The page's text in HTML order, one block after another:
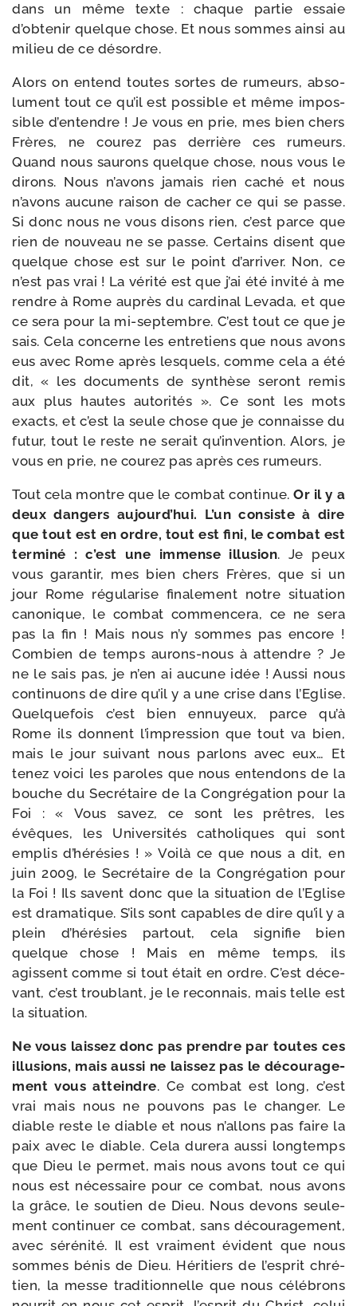
dans un même texte : chaque par­tie essaie
d’obtenir quelque chose. Et nous sommes ain­si au
milieu de ce désordre.
Alors on entend toutes sortes de rumeurs, abso­
lu­ment tout ce qu’il est pos­sible et même impos­
sible d’entendre ! Je vous en prie, mes bien chers
Frères, ne cou­rez pas der­rière ces rumeurs.
Quand nous sau­rons quelque chose, nous vous le
dirons. Nous n’avons jamais rien caché et nous
n’avons aucune rai­son de cacher ce qui se passe.
Si donc nous ne vous disons rien, c’est parce que
rien de nou­veau ne se passe. Certains disent que
quelque chose est sur le point d’arriver. Non, ce
n’est pas vrai ! La véri­té est que j’ai été invi­té à me
rendre à Rome auprès du car­di­nal Levada, et que
ce sera pour la mi-​septembre. C’est tout ce que je
sais. Cela concerne les entre­tiens que nous avons
eus avec Rome après les­quels, comme cela a été
dit, « les docu­ments de syn­thèse seront remis
aux plus hautes auto­ri­tés ». Ce sont les mots
exacts, et c’est la seule chose que je connaisse du
futur, tout le reste ne serait qu’invention. Alors, je
vous en prie, ne cou­rez pas après ces rumeurs.
Tout cela montre que le com­bat conti­nue.Or il y a
deux dan­gers aujourd’hui. L’un consiste à dire
que tout est en ordre, tout est fini, le com­bat est
ter­mi­né : c’est une immense illu­sion. Je peux
vous garan­tir, mes bien chers Frères, que si un
jour Rome régu­la­rise fina­le­ment notre situa­tion
cano­nique, le com­bat com­men­ce­ra, ce ne sera
pas la fin ! Mais nous n’y sommes pas encore !
Combien de temps aurons-​nous à attendre ? Je
ne le sais pas, je n’en ai aucune idée ! Aussi nous
conti­nuons de dire qu’il y a une crise dans l’Eglise.
Quelquefois c’est bien ennuyeux, parce qu’à
Rome ils donnent l’impression que tout va bien,
mais le jour sui­vant nous par­lons avec eux… Et
tenez voi­ci les paroles que nous enten­dons de la
bouche du Secrétaire de la Congrégation pour la
Foi : « Vous savez, ce sont les prêtres, les
évêques, les Universités catho­liques qui sont
emplis d’hérésies ! » Voilà ce que nous a dit, en
juin 2009, le Secrétaire de la Congrégation pour
la Foi ! Ils savent donc que la situa­tion de l’Eglise
est dra­ma­tique. S’ils sont capables de dire qu’il y a
plein d’hérésies par­tout, cela signi­fie bien
quelque chose ! Mais en même temps, ils
agissent comme si tout était en ordre. C’est déce­
vant, c’est trou­blant, je le recon­nais, mais telle est
la situation.
Ne vous lais­sez donc pas prendre par toutes ces
illu­sions, mais aus­si ne lais­sez pas le décou­ra­ge­
ment vous atteindre. Ce com­bat est long, c’est
vrai mais nous ne pou­vons pas le chan­ger. Le
diable reste le diable et nous n’allons pas faire la
paix avec le diable. Cela dure­ra aus­si long­temps
que Dieu le per­met, mais nous avons tout ce qui
nous est néces­saire pour ce com­bat, nous avons
la grâce, le sou­tien de Dieu. Nous devons seule­
ment conti­nuer ce com­bat, sans décou­ra­ge­ment,
avec séré­ni­té. Il est vrai­ment évident que nous
sommes bénis de Dieu. Héritiers de l’esprit chré­
tien, la messe tra­di­tion­nelle que nous célé­brons